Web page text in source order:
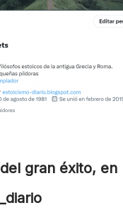
gran éxito, en